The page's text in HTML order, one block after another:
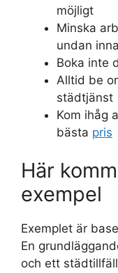
möjligt
Minska
undan
Boka inte
Alltid be
städtjänst
Kom ihåg
bästa pris
Här
exempel
Exemplet är
En
och ett